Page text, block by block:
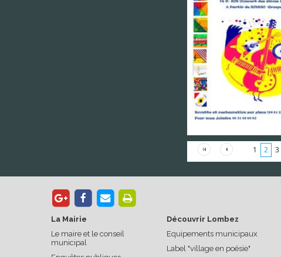
1 2 3
La Mairie
Le maire et le conseil
municipal
Découvrir Lombez
Equipements municipaux
Label "village en poésie"